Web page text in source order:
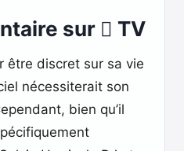
sur  TV
être discret sur sa vie
nécessiterait son
bien qu’il